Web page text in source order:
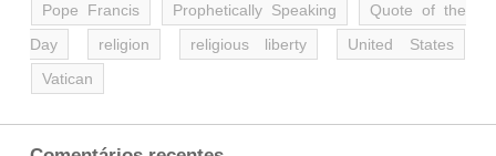
Pope Francis
Prophetically Speaking
Quote of the
Day
religion religious liberty
United States
Vatican